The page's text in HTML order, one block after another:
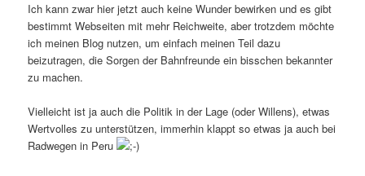
Ich kann zwar hier jetzt auch keine Wunder bewirken und es gibt
bestimmt Webseiten mit mehr Reichweite, aber trotzdem möchte
ich meinen Blog nutzen, um einfach meinen Teil dazu
beizutragen, die Sorgen der Bahnfreunde ein bisschen bekannter
zu machen.
Vielleicht ist ja auch die Politik in der Lage (oder Willens), etwas
Wertvolles zu unterstützen, immerhin klappt so etwas ja auch bei
Radwegen in Peru